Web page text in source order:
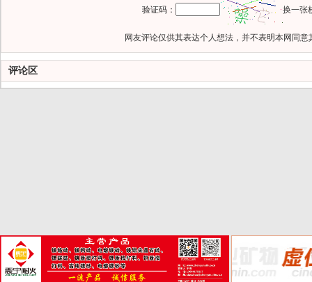
验证码： 换一张
网友评论仅供其表达个人想法，并不表明本网同
评论区